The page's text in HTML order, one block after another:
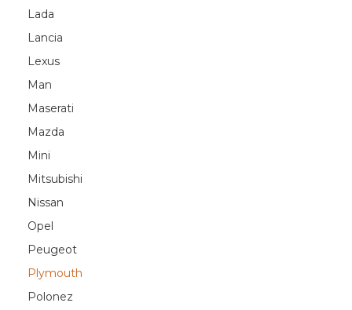
Lada
Lancia
Lexus
Man
Maserati
Mazda
Mini
Mitsubishi
Nissan
Opel
Peugeot
Plymouth
Polonez